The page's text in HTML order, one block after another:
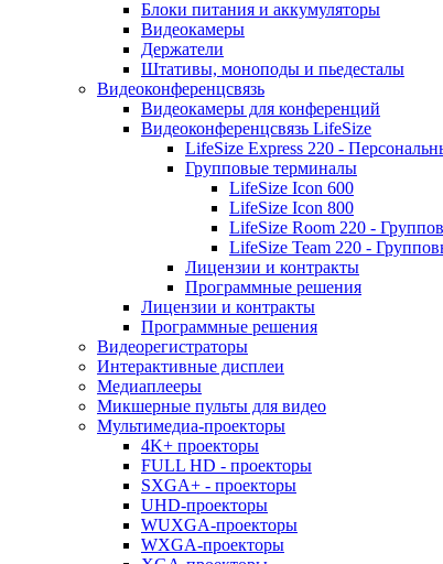
Блоки питания и аккумуляторы
Видеокамеры
Держатели
Штативы, моноподы и пьедесталы
Видеоконференцсвязь
Видеокамеры для конференций
Видеоконференцсвязь LifeSize
LifeSize Express 220 -
Групповые терминалы
LifeSize Icon 600
LifeSize Icon 800
LifeSize Room 220 -
LifeSize Team 220 -
Лицензии и контракты
Программные решения
Лицензии и контракты
Программные решения
Видеорегистраторы
Интерактивные дисплеи
Медиаплееры
Микшерные пульты для видео
Мультимедиа-проекторы
4K+ проекторы
FULL HD - проекторы
SXGA+ - проекторы
UHD-проекторы
WUXGA-проекторы
WXGA-проекторы